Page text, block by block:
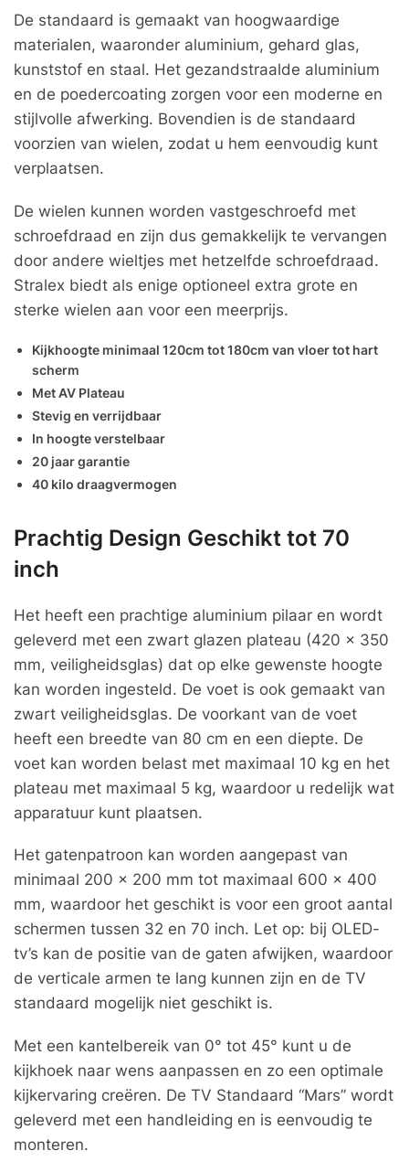
De standaard is gemaakt van hoogwaardige
materialen, waaronder aluminium, gehard glas,
kunststof en staal. Het gezandstraalde aluminium
en de poedercoating zorgen voor een moderne en
stijlvolle afwerking. Bovendien is de standaard
voorzien van wielen, zodat u hem eenvoudig kunt
verplaatsen.
De wielen kunnen worden vastgeschroefd met
schroefdraad en zijn dus gemakkelijk te vervangen
door andere wieltjes met hetzelfde schroefdraad.
Stralex biedt als enige optioneel extra grote en
sterke wielen aan voor een meerprijs.
Kijkhoogte minimaal 120cm tot 180cm van vloer tot hart
scherm
Met AV Plateau
Stevig en verrijdbaar
In hoogte verstelbaar
20 jaar garantie
40 kilo draagvermogen
Prachtig Design Geschikt tot 70
inch
Het heeft een prachtige aluminium pilaar en wordt
geleverd met een zwart glazen plateau (420 x 350
mm, veiligheidsglas) dat op elke gewenste hoogte
kan worden ingesteld. De voet is ook gemaakt van
zwart veiligheidsglas. De voorkant van de voet
heeft een breedte van 80 cm en een diepte. De
voet kan worden belast met maximaal 10 kg en het
plateau met maximaal 5 kg, waardoor u redelijk wat
apparatuur kunt plaatsen.
Het gatenpatroon kan worden aangepast van
minimaal 200 x 200 mm tot maximaal 600 x 400
mm, waardoor het geschikt is voor een groot aantal
schermen tussen 32 en 70 inch. Let op: bij OLED-
tv’s kan de positie van de gaten afwijken, waardoor
de verticale armen te lang kunnen zijn en de TV
standaard mogelijk niet geschikt is.
Met een kantelbereik van 0° tot 45° kunt u de
kijkhoek naar wens aanpassen en zo een optimale
kijkervaring creëren. De TV Standaard “Mars” wordt
geleverd met een handleiding en is eenvoudig te
monteren.